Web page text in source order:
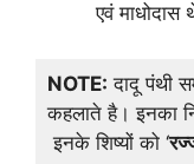
एवं माधोदास
NOTE: दादू पंथी
कहलाते है। इनका
इनके शिष्यों को ‘